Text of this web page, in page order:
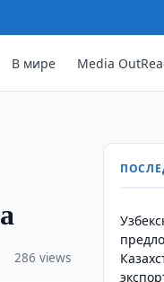
В мире Media
286 views